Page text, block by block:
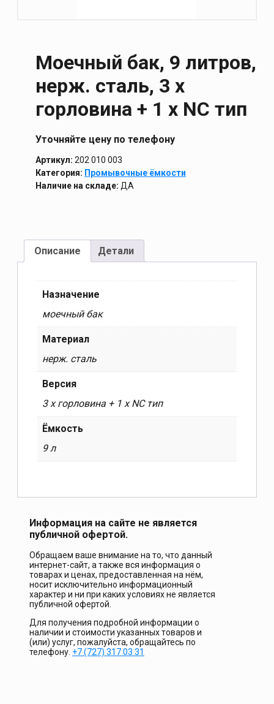
Моечный бак, 9 литров,
нерж. сталь, 3 x
горловина + 1 x NC тип
Уточняйте цену по телефону
Артикул: 202 010 003
Категория: Промывочные ёмкости
Наличие на складе: ДА
Описание Детали
Назначение
моечный бак
Материал
нерж. сталь
Версия
3 x горловина + 1 x NC тип
Ёмкость
9 л
Информация на сайте не является
публичной офертой.
Обращаем ваше внимание на то, что данный
интернет-сайт, а также вся информация о
товарах и ценах, предоставленная на нём,
носит исключительно информационный
характер и ни при каких условиях не является
публичной офертой.
Для получения подробной информации о
наличии и стоимости указанных товаров и
(или) услуг, пожалуйста, обращайтесь по
телефону. +7 (727) 317 03 31